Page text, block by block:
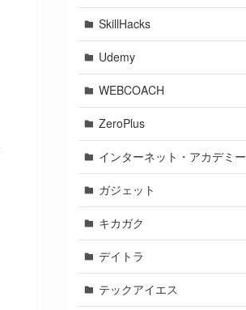
SkillHacks
Udemy
WEBCOACH
ZeroPlus
インターネット・アカデミー
ガジェット
キカガク
デイトラ
テックアイエス